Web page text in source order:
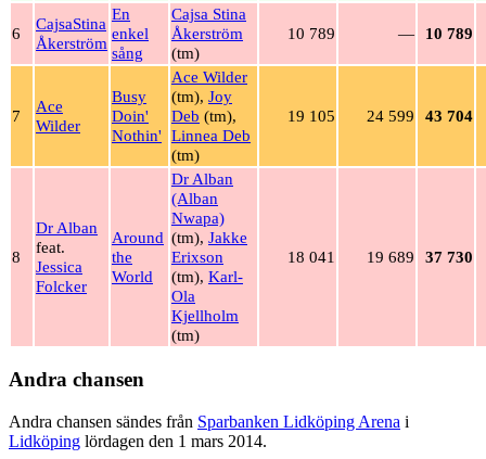
6
CajsaStina
Åkerström
En
enkel
sång
Cajsa Stina
Åkerström
(tm)
10 789 — 10 789
7
Ace
Wilder
Busy
Doin'
Nothin'
Ace Wilder
(tm), Joy
Deb (tm),
Linnea Deb
(tm)
19 105 24 599 43 704
8
Dr Alban
feat.
Jessica
Folcker
Around
the
World
Dr Alban
(Alban
Nwapa)
(tm), Jakke
Erixson
(tm), Karl-
Ola
Kjellholm
(tm)
18 041 19 689 37 730
Andra chansen
Andra chansen sändes från Sparbanken Lidköping Arena i
Lidköping lördagen den 1 mars 2014.